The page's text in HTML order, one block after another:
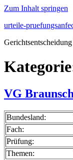
Zum Inhalt springen
urteile-
VG
Bundesland:
Fach:
Prüfung:
Themen: